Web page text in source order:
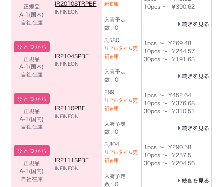
正規品
A-1(国内)
自社在庫
IR2010STRPBF
INFINEON
新在庫
入荷予定
数 : 0
10pcs ～ ¥390.62
続きを見る
ひとつから
正規品
A-1(国内)
自社在庫
IR2104SPBF
INFINEON
3,580
リアルタイム更
新在庫
入荷予定
数 : 0
1pcs ～ ¥269.48
10pcs ～ ¥244.57
30pcs ～ ¥191.63
続きを見る
ひとつから
正規品
A-1(国内)
自社在庫
IR2110PBF
INFINEON
299
リアルタイム更
新在庫
入荷予定
数 : 0
1pcs ～ ¥452.64
10pcs ～ ¥376.68
30pcs ～ ¥310.51
続きを見る
ひとつから
正規品
A-1(国内)
自社在庫
IR2111SPBF
INFINEON
3,804
リアルタイム更
新在庫
入荷予定
数 : 0
1pcs ～ ¥290.58
10pcs ～ ¥257.5
30pcs ～ ¥204.56
続きを見る